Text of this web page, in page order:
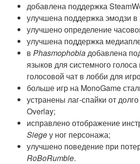
добавлена поддержка
улучшена поддержка эмодзи в
улучшено определение
улучшена поддержка
в Phasmophobiaдобавлена
языков для системного
голосовой чат в лобби для
больше игр на MonoGame
устранены лаг-спайки от
Overlay;
исправлено отображение
Siegeу ног персонажа;
улучшено поведение при
RoBoRumble.